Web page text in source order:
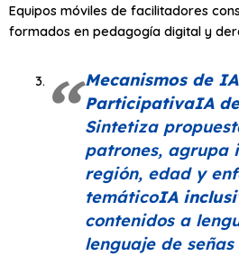
Equipos móviles de facilitadores
formados en pedagogía digital y
Mecanismos de IA
ParticipativaIA
Sintetiza
patrones, agrupa
región, edad y
temáticoIA
contenidos a
lenguaje de